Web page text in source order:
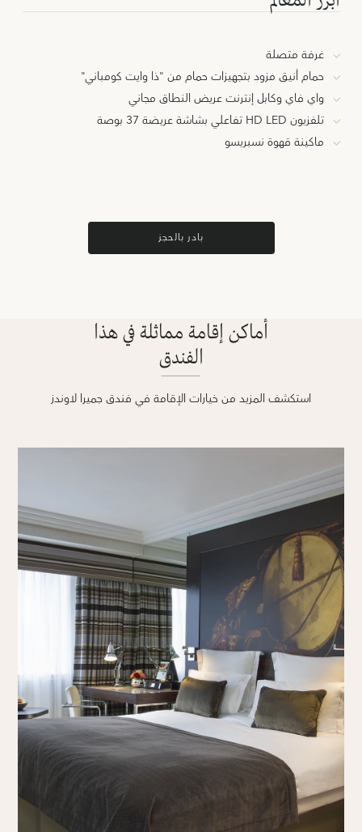
غرفة متصلة
حمام أنيق مزود بتجهيزات حمام من "ذا وايت كومباني"
واي فاي وكابل إنترنت عريض النطاق مجاني
تلفزيون HD LED تفاعلي بشاشة عريضة 37 بوصة
ماكينة قهوة نسبريسو
بادر بالحجز
أماكن إقامة مماثلة في هذا
الفندق
استكشف المزيد من خيارات الإقامة في فندق جميرا لاوندز